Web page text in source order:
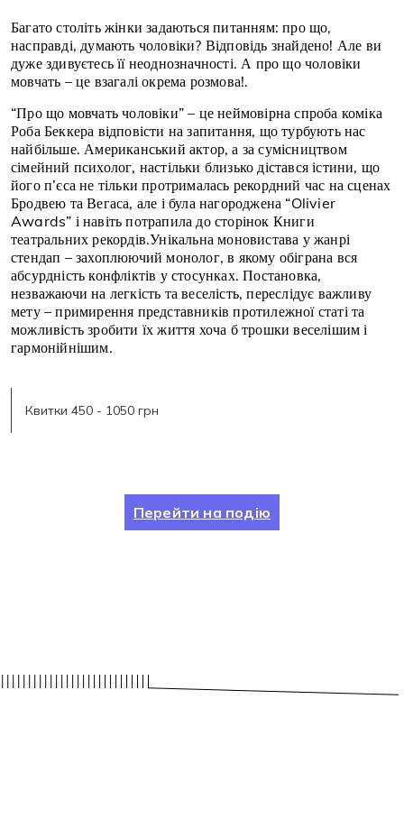
Багато століть жінки задаються питанням: про що,
насправді, думають чоловіки? Відповідь знайдено! Але ви
дуже здивуєтесь її неоднозначності. А про що чоловіки
мовчать – це взагалі окрема розмова!.
“Про що мовчать чоловіки” – це неймовірна спроба коміка
Роба Беккера відповісти на запитання, що турбують нас
найбільше. Американський актор, а за сумісництвом
сімейний психолог, настільки близько дістався істини, що
його п’єса не тільки протрималась рекордний час на сценах
Бродвею та Вегаса, але і була нагороджена “Olivier
Awards” і навіть потрапила до сторінок Книги
театральних рекордів.Унікальна моновистава у жанрі
стендап – захоплюючий монолог, в якому обіграна вся
абсурдність конфліктів у стосунках. Постановка,
незважаючи на легкість та веселість, переслідує важливу
мету – примирення представників протилежної статі та
можливість зробити їх життя хоча б трошки веселішим і
гармонійнішим.
Квитки 450 - 1050 грн
Перейти на подію